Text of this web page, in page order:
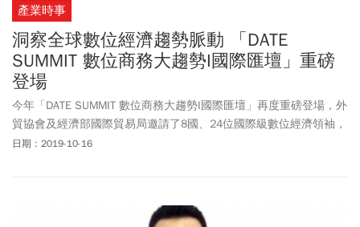
產業時事
洞察全球數位經濟趨勢脈動 「DATE
SUMMIT 數位商務大趨勢I國際匯壇」重磅
登場
今年「DATE SUMMIT 數位商務大趨勢I國際匯壇」再度重磅登場，外
貿協會及經濟部國際貿易局邀請了8國、24位國際級數位經濟領袖，
從5G、微網紅、區塊鏈、AI談到C2B電商新零售，幾乎今年所有最
日期：2019-10-16